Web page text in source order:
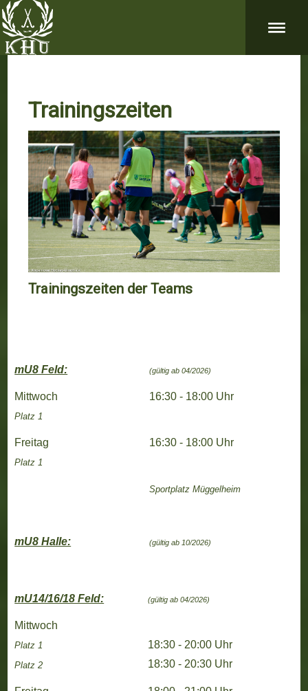
Trainingszeiten
Trainingszeiten der Teams
mU8 Feld: (gültig ab 04/2026)
Mittwoch
Platz 1
16:30 - 18:00 Uhr
Freitag
Platz 1
16:30 - 18:00 Uhr
Sportplatz Müggelheim
mU8 Halle: (gültig ab 10/2026)
mU14/16/18 Feld: (gültig ab 04/2026)
Mittwoch
Platz 1
Platz 2
18:30 - 20:00 Uhr
18:30 - 20:30 Uhr